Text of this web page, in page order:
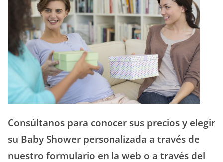
Consúltanos para conocer sus precios y elegir
su Baby Shower personalizada a través de
nuestro formulario en la web o a través del